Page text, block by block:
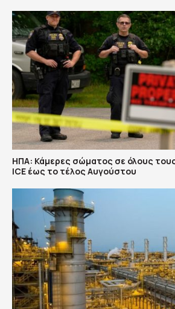
ΗΠΑ: Κάμερες σώματος σε όλους
ICE έως το τέλος Αυγούστου